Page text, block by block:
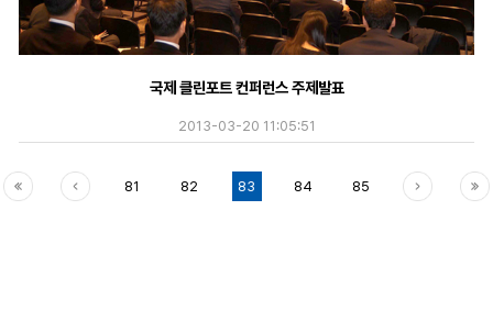
국제 클린포트 컨퍼런스 주제발표
2013-03-20 11:05:51
81 82 83 84 85